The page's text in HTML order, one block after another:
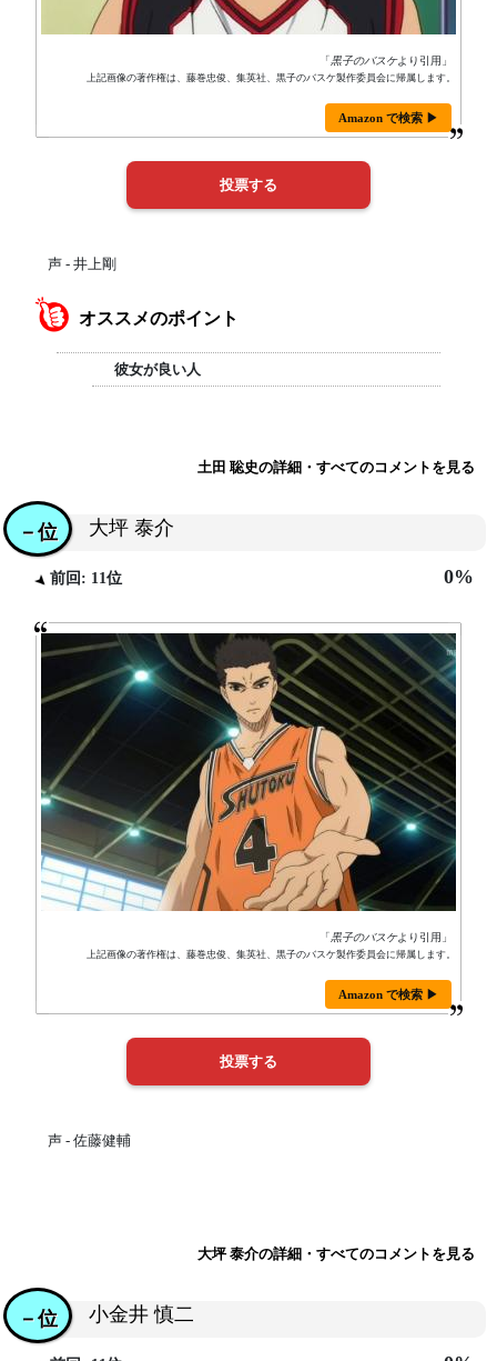
「黒子のバスケより引用」
上記画像の著作権は、藤巻忠俊、集英社、黒子のバスケ製作委員会に帰属します。
Amazon で検索 ▶
声 - 井上剛
オススメのポイント
彼女が良い人
土田 聡史の詳細・すべてのコメントを見る
大坪 泰介
－位
前回: 11位 0%
「黒子のバスケより引用」
上記画像の著作権は、藤巻忠俊、集英社、黒子のバスケ製作委員会に帰属します。
Amazon で検索 ▶
声 - 佐藤健輔
大坪 泰介の詳細・すべてのコメントを見る
小金井 慎二
－位